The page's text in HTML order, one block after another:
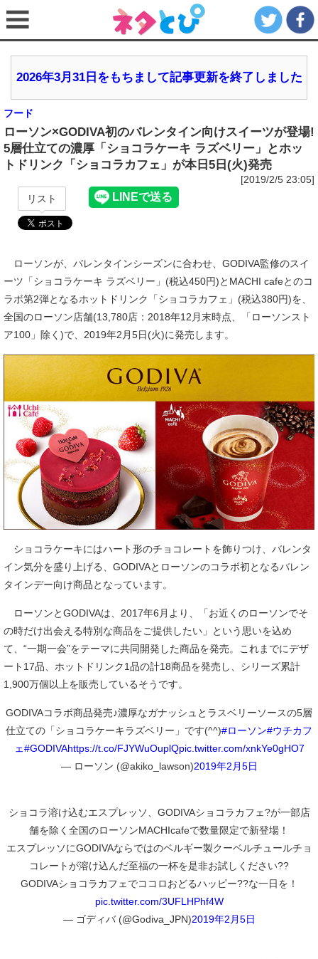
2026年3月31日をもちまして記事更新を終了しました
フード
ローソン×GODIVA初のバレンタイン向けスイーツが登場!
5層仕立ての濃厚「ショコラケーキ ラズベリー」とホッ
トドリンク「ショコラカフェ」が本日5日(火)発売
[2019/2/5 23:05]
リスト
ローソンが、バレンタインシーズンに合わせ、GODIVA監修のスイ
ーツ「ショコラケーキ ラズベリー」(税込450円)とMACHI cafeとのコ
ラボ第2弾となるホットドリンク「ショコラカフェ」(税込380円)を、
全国のローソン店舗(13,780店：2018年12月末時点、「ローソンスト
ア100」除く)で、2019年2月5日(火)に発売します。
ショコラケーキにはハート形のチョコレートを飾りつけ、バレンタ
イン気分を盛り上げる、GODIVAとローソンのコラボ初となるバレン
タインデー向け商品となっています。
ローソンとGODIVAは、2017年6月より、「お近くのローソンでそ
の時だけ出会える特別な商品をご提供したい」という思いを込め
て、“一期一会”をテーマに共同開発した商品を発売。これまでにデザ
ート17品、ホットドリンク1品の計18商品を発売し、シリーズ累計
1,900万個以上を販売しているそうです。
GODIVAコラボ商品発売♪濃厚なガナッシュとラスベリーソースの5層
仕立ての「ショコラケーキラズベリー」です(^^)#ローソン#ウチカフ
ェ#GODIVAhttps://t.co/FJYWuOuplQpic.twitter.com/xnkYe0gHO7
— ローソン (@akiko_lawson)2019年2月5日
ショコラ溶け込むエスプレッソ、GODIVAショコラカフェ?が一部店
舗を除く全国のローソンMACHIcafeで数量限定で新登場！
エスプレッソにGODIVAならではのベルギー製クーベルチュールチョ
コレートが溶け込んだ至福の一杯を是非お試しください??
GODIVAショコラカフェでココロおどるハッピー??な一日を！
pic.twitter.com/3UFLHPhf4W
— ゴディバ (@Godiva_JPN)2019年2月5日